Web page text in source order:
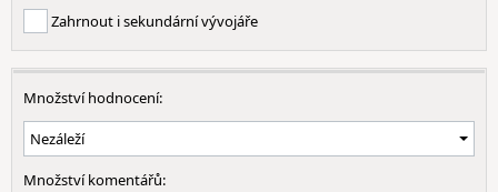
Zahrnout i sekundární vývojáře
Množství hodnocení:
Množství komentářů: